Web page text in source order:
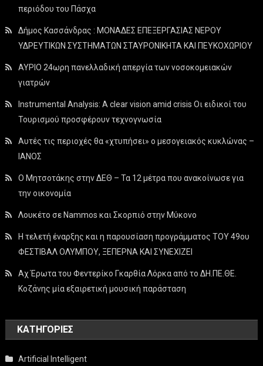
περιόδου του Πάσχα
Δήμος Κασσάνδρας : ΜΟΝΑΔΕΣ ΕΠΕΞΕΡΓΑΣΙΑΣ ΝΕΡΟΥ
ΥΔΡΕΥΤΙΚΩΝ ΣΥΣΤΗΜΑΤΩΝ ΣΤΑΥΡΟΝΙΚΗΤΑ ΚΑΙ ΠΕΥΚΟΧΩΡΙΟΥ
ΑΥΡΙΟ 24ωρη πανελλαδική απεργία των νοσοκομειακών
γιατρών
Instrumental Analysis: A clear vision amid crisis Οι ειδικοί του
Τουρισμού προσφέρουν τεχνογνωσία
Αυτές τις περιοχές θα «χτυπήσει» ο μεσογειακός κυκλώνας –
ΙΑΝΟΣ
Ο Μητσοτάκης στην ΔΕΘ – Τα 12 μέτρα που ανακοίνωσε για
την οικονομία
Λουκέτο σε Nammos και Σκορπιό στην Μύκονο
Η τελετή έναρξης και η παρουσίαση προγράμματος ΤΟΥ 49ου
ΦΕΣΤΙΒΑΛ ΟΛΥΜΠΟΥ, ΞΕΠΕΡΝΑ ΚΑΙ ΣΥΝΕΧΙΖΕΙ
Αχ Έρωτα του Φεντερίκο Γκαρθία Λόρκα από το ΔΗ.ΠΕ.ΘΕ.
Κοζάνης μία εξαιρετική μουσική παράσταση
KΑΤΗΓΟΡΊΕΣ
Artificial Intelligent